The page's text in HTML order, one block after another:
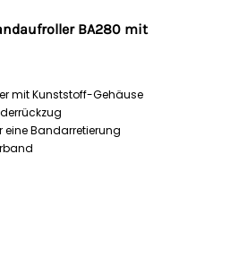
BA280 mit
mit Kunststoff-Gehäuse
eine Bandarretierung